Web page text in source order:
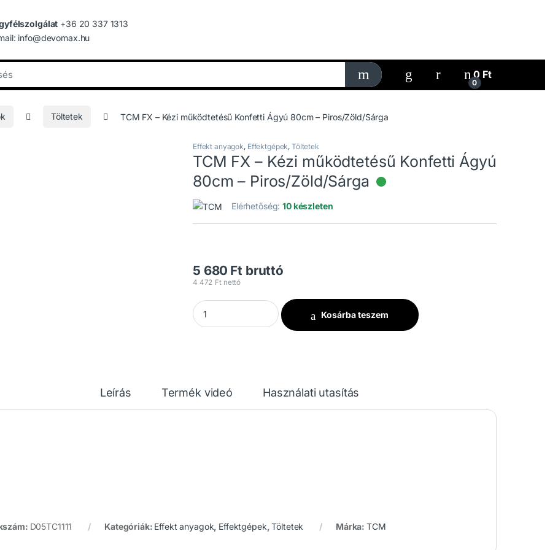
+36 20 337 1313
info@devomax.hu
My Account
0
0 Ft
Töltetek TCM FX – Kézi működtetésű Konfetti Ágyú 80cm – Piros/Zöld/Sárga
Effekt anyagok, Effektgépek, Töltetek
TCM FX – Kézi működtetésű Konfetti Ágyú
80cm – Piros/Zöld/Sárga
Elérhető
Elérhetőség:10 készleten
5 680 Ft bruttó
4 472 Ft nettó
TCM FX - Kézi működtetésű Konfetti Ágyú 80cm - Piros/Zöld/Sárga mennyiség
Kosárba teszem
Leírás Termék videó Használati utasítás
D05TC1111 Kategóriák: Effekt anyagok, Effektgépek,Töltetek Márka:TCM